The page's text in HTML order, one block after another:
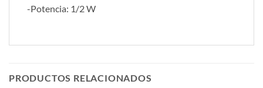
-Potencia: 1/2 W
PRODUCTOS RELACIONADOS